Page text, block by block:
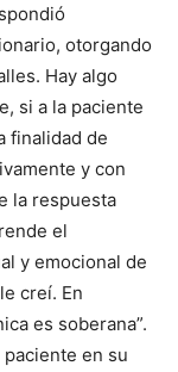
otorgando
Hay algo
si a la paciente
finalidad de
y con
la respuesta
el
y emocional de
creí. En
es soberana”.
en su